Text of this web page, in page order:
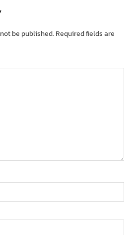
be published. Required fields are